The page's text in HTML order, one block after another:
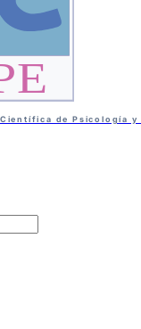
de Psicología y